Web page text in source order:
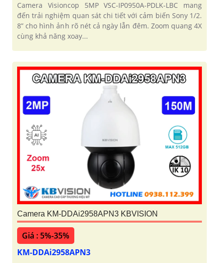
Camera Visioncop 5MP VSC-IP0950A-PDLK-LBC mang
đến trải nghiệm quan sát chi tiết với cảm biến Sony 1/2.
8” cho hình ảnh rõ nét cả ngày lẫn đêm. Zoom quang 4X
cùng khả năng xoay...
Camera KM-DDAi2958APN3 KBVISION
Giá : 5%-35%
KM-DDAi2958APN3